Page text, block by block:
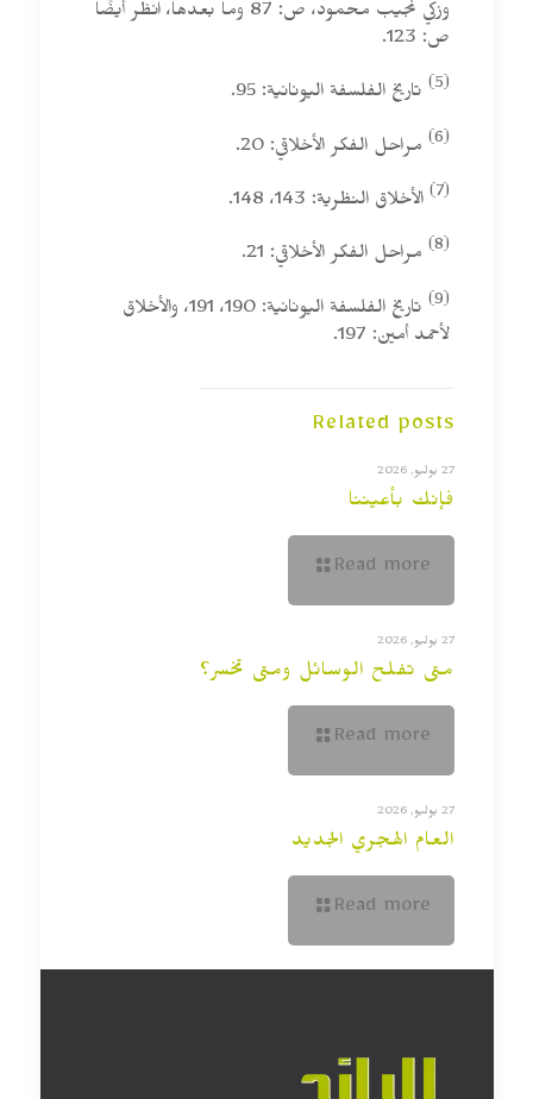
وزكي نجيب محمود، ص: 87 وما بعدها، انظر أيضًا
ص: 123.
(5) تاريخ الفلسفة اليونانية: 95.
(6) مراحل الفكر الأخلاقي: 20.
(7) الأخلاق النظرية: 143، 148.
(8) مراحل الفكر الأخلاقي: 21.
(9)
تاريخ الفلسفة اليونانية: 190، 191، والأخلاق
لأحمد أمين: 197.
Related posts
27 يوليو, 2026
فإنك بأعيننا
Read more
27 يوليو, 2026
متى تفلح الوسائل ومتى تخسر؟
Read more
27 يوليو, 2026
العام الهجري الجديد
Read more